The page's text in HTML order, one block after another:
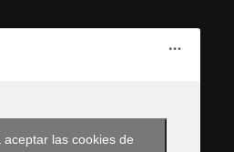
aceptar las cookies de